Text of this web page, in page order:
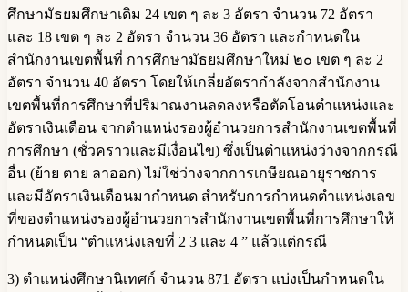
ศึกษามัธยมศึกษาเดิม 24 เขต ๆ ละ 3 อัตรา จำนวน 72 อัตรา
และ 18 เขต ๆ ละ 2 อัตรา จำนวน 36 อัตรา และกำหนดใน
สำนักงานเขตพื้นที่ การศึกษามัธยมศึกษาใหม่ ๒๐ เขต ๆ ละ 2
อัตรา จำนวน 40 อัตรา โดยให้เกลี่ยอัตรากำลังจากสำนักงาน
เขตพื้นที่การศึกษาที่ปริมาณงานลดลงหรือตัดโอนตำแหน่งและ
อัตราเงินเดือน จากตำแหน่งรองผู้อำนวยการสำนักงานเขตพื้นที่
การศึกษา (ชั่วคราวและมีเงื่อนไข) ซึ่งเป็นตำแหน่งว่างจากกรณี
อื่น (ย้าย ตาย ลาออก) ไม่ใช่ว่างจากการเกษียณอายุราชการ
และมีอัตราเงินเดือนมากำหนด สำหรับการกำหนดตำแหน่งเลข
ที่ของตำแหน่งรองผู้อำนวยการสำนักงานเขตพื้นที่การศึกษาให้
กำหนดเป็น “ตำแหน่งเลขที่ 2 3 และ 4 ” แล้วแต่กรณี
3) ตำแหน่งศึกษานิเทศก์ จำนวน 871 อัตรา แบ่งเป็นกำหนดใน